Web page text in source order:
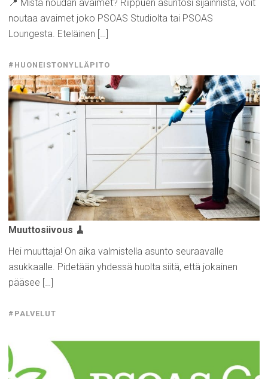
📍 Mistä noudan avaimet? Riippuen asuntosi sijainnista, voit
noutaa avaimet joko PSOAS Studiolta tai PSOAS
Loungesta. Eteläinen […]
#HUONEISTONYLLÄPITO
Muuttosiivous 🧹
Hei muuttaja! On aika valmistella asunto seuraavalle
asukkaalle. Pidetään yhdessä huolta siitä, että jokainen
pääsee […]
#PALVELUT